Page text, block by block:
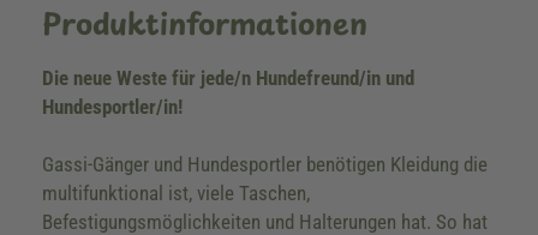
Produktinformationen
Die neue Weste für jede/n Hundefreund/in und
Hundesportler/in!
Gassi-Gänger und Hundesportler benötigen Kleidung die
multifunktional ist, viele Taschen,
Befestigungsmöglichkeiten und Halterungen hat. So hat